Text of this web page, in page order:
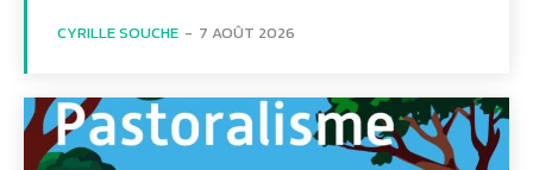
CYRILLE SOUCHE - 7 AOÛT 2026